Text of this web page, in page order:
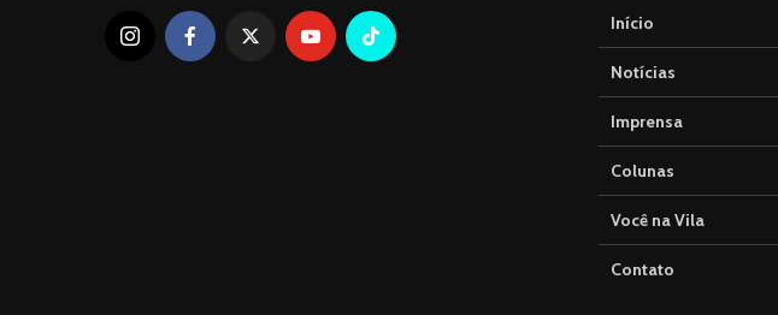
Início
Notícias
Imprensa
Colunas
Você na Vila
Contato